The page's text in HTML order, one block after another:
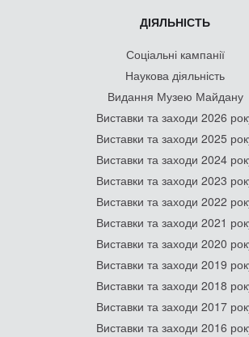
ДІЯЛЬНІСТЬ
Соціальні кампанії
Наукова діяльність
Видання Музею Майдану
Виставки та заходи 2026
Виставки та заходи 2025
Виставки та заходи 2024
Виставки та заходи 2023
Виставки та заходи 2022
Виставки та заходи 2021
Виставки та заходи 2020
Виставки та заходи 2019
Виставки та заходи 2018
Виставки та заходи 2017
Виставки та заходи 2016